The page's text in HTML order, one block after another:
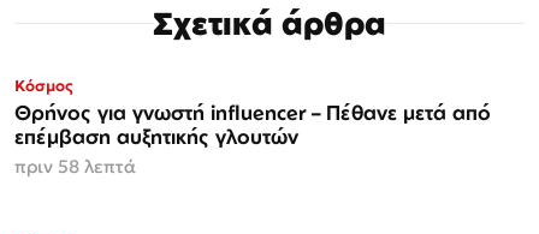
Σχετικά άρθρα
Κόσμος
Θρήνος για γνωστή influencer – Πέθανε μετά από
επέμβαση αυξητικής γλουτών
πριν 58 λεπτά